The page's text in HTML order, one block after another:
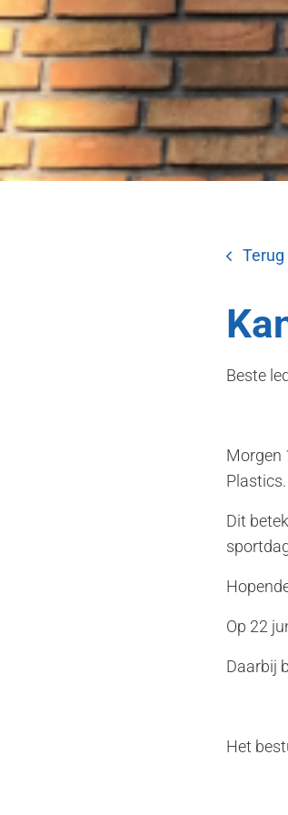
Beste
Morgen
Plastics.
Dit
Op 22
Daarbij
Het